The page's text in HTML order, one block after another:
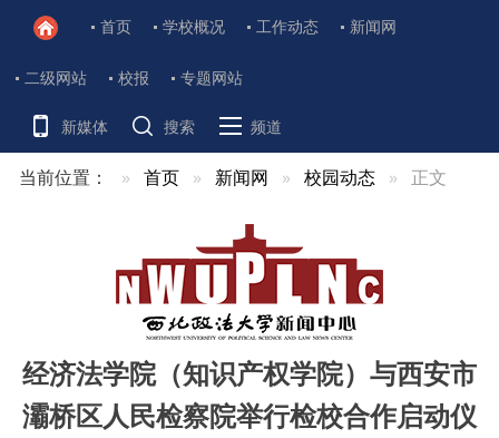
首页 学校概况 工作动态 新闻网
二级网站 校报 专题网站
新媒体 搜索 频道
当前位置： 首页 新闻网 校园动态 正文
经济法学院（知识产权学院）与西安市
灞桥区人民检察院举行检校合作启动仪